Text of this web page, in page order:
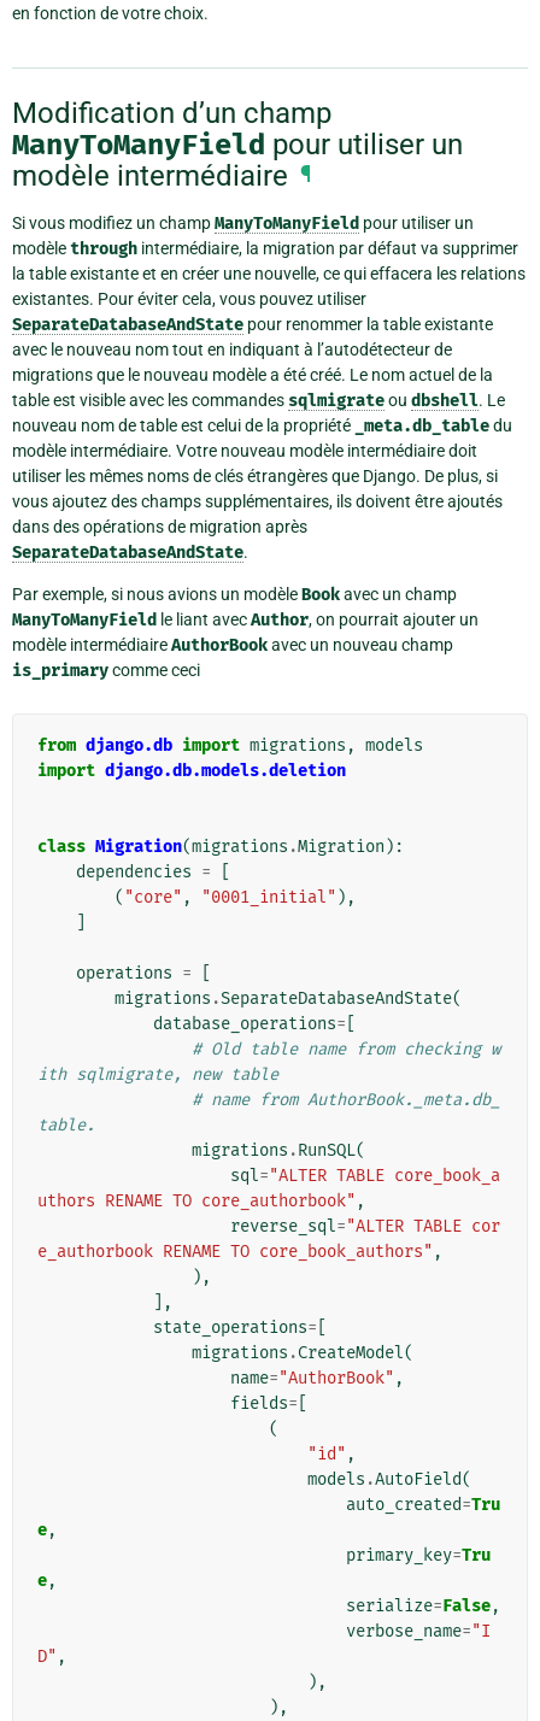
en fonction de votre choix.
Modification d’un champ
ManyToManyField pour utiliser un
modèle intermédiaire ¶
Si vous modifiez un champManyToManyField pour utiliser un
modèlethrough intermédiaire, la migration par défaut va supprimer
la table existante et en créer une nouvelle, ce qui effacera les relations
existantes. Pour éviter cela, vous pouvez utiliser
SeparateDatabaseAndState pour renommer la table existante
avec le nouveau nom tout en indiquant à l’autodétecteur de
migrations que le nouveau modèle a été créé. Le nom actuel de la
table est visible avec les commandes sqlmigrateou dbshell. Le
nouveau nom de table est celui de la propriété
_meta.db_tabledu
modèle intermédiaire. Votre nouveau modèle intermédiaire doit
utiliser les mêmes noms de clés étrangères que Django. De plus, si
vous ajoutez des champs supplémentaires, ils doivent être ajoutés
dans des opérations de migration après
SeparateDatabaseAndState.
Par exemple, si nous avions un modèleBookavec un champ
ManyToManyField le liant avecAuthor, on pourrait ajouter un
modèle intermédiaireAuthorBookavec un nouveau champ
is_primarycomme ceci
from django.db import migrations , models
import django.db.models.deletion
class Migration(migrations .Migration ):
dependencies =
( "core" , "0001_initial" ),
operations =
migrations .SeparateDatabaseAndState(
database_operations=
# Old table name from checking w
ith sqlmigrate, new table
# name from AuthorBook._meta.db_
table.
migrations .RunSQL(
sql="ALTER TABLE core_book_a
uthors RENAME TO core_authorbook" ,
reverse_sql="ALTER TABLE cor
e_authorbook RENAME TO core_book_authors" ,
),
],
state_operations=
migrations .CreateModel(
name="AuthorBook" ,
fields=
(
"id" ,
models .AutoField(
auto_created=Tru
e,
primary_key=Tru
e,
serialize=False,
verbose_name="I
D" ,
),
),